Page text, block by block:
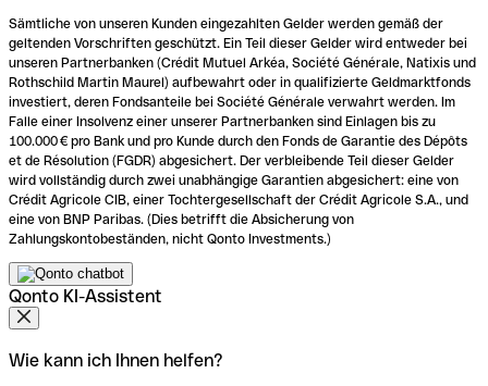
Sämtliche von unseren Kunden eingezahlten Gelder werden gemäß der
geltenden Vorschriften geschützt. Ein Teil dieser Gelder wird entweder bei
unseren Partnerbanken (Crédit Mutuel Arkéa, Société Générale, Natixis und
Rothschild Martin Maurel) aufbewahrt oder in qualifizierte Geldmarktfonds
investiert, deren Fondsanteile bei Société Générale verwahrt werden. Im
Falle einer Insolvenz einer unserer Partnerbanken sind Einlagen bis zu
100.000 € pro Bank und pro Kunde durch den Fonds de Garantie des Dépôts
et de Résolution (FGDR) abgesichert. Der verbleibende Teil dieser Gelder
wird vollständig durch zwei unabhängige Garantien abgesichert: eine von
Crédit Agricole CIB, einer Tochtergesellschaft der Crédit Agricole S.A., und
eine von BNP Paribas. (Dies betrifft die Absicherung von
Zahlungskontobeständen, nicht Qonto Investments.)
Qonto KI-Assistent
Wie kann ich Ihnen helfen?